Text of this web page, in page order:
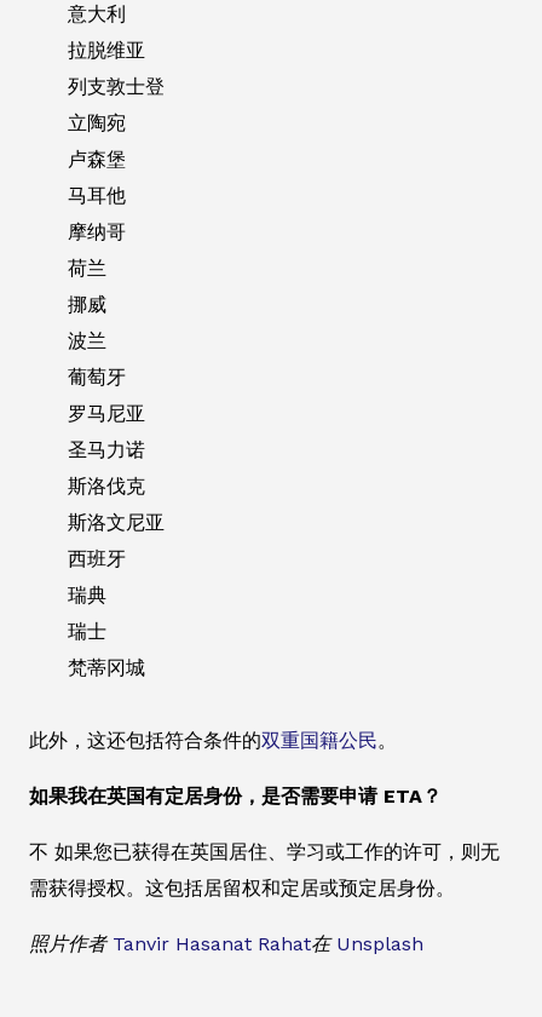
意大利
拉脱维亚
列支敦士登
立陶宛
卢森堡
马耳他
摩纳哥
荷兰
挪威
波兰
葡萄牙
罗马尼亚
圣马力诺
斯洛伐克
斯洛文尼亚
西班牙
瑞典
瑞士
梵蒂冈城
此外，这还包括符合条件的双重国籍公民。
如果我在英国有定居身份，是否需要申请 ETA？
不 如果您已获得在英国居住、学习或工作的许可，则无
需获得授权。这包括居留权和定居或预定居身份。
照片作者 Tanvir Hasanat Rahat在 Unsplash